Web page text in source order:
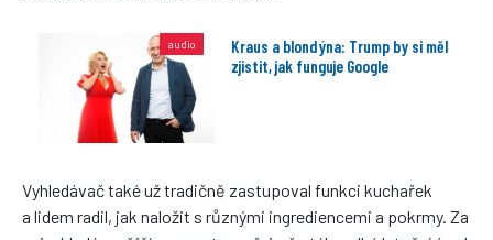
Kraus a blondýna: Trump by si měl
zjistit, jak funguje Google
Vyhledávač také už tradičně zastupoval funkci kuchařek
a lidem radil, jak naložit s různými ingrediencemi a pokrmy. Za